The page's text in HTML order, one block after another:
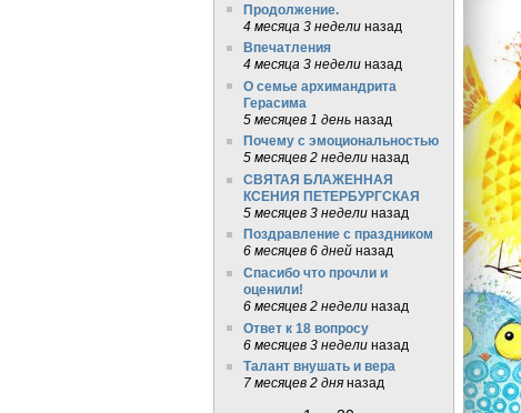
Продолжение.
4 месяца 3 неделиназад
Впечатления
4 месяца 3 неделиназад
О семье архимандрита
Герасима
5 месяцев 1 деньназад
Почему с эмоциональностью
5 месяцев 2 неделиназад
СВЯТАЯ БЛАЖЕННАЯ
КСЕНИЯ ПЕТЕРБУРГСКАЯ
5 месяцев 3 неделиназад
Поздравление с праздником
6 месяцев 6 днейназад
Спасибо что прочли и
оценили!
6 месяцев 2 неделиназад
Ответ к 18 вопросу
6 месяцев 3 неделиназад
Талант внушать и вера
7 месяцев 2 дняназад